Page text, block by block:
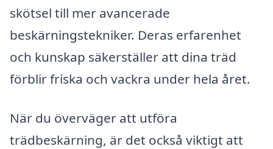
skötsel till mer avancerade
beskärningstekniker. Deras erfarenhet
och kunskap säkerställer att dina träd
förblir friska och vackra under hela året.
När du överväger att utföra
trädbeskärning, är det också viktigt att